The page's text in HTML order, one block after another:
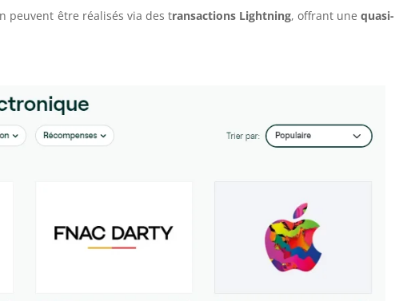
peuvent être réalisés via des transactions Lightning, offrant une